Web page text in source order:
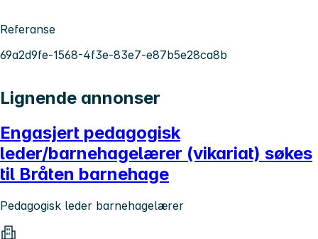
Referanse
69a2d9fe-1568-4f3e-83e7-e87b5e28ca8b
Lignende annonser
Engasjert pedagogisk
leder/barnehagelærer (vikariat) søkes
til Bråten barnehage
Pedagogisk leder barnehagelærer